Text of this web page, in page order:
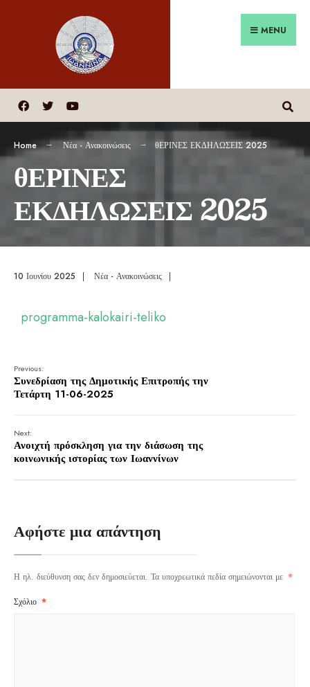
MENU
Home Νέα - Ανακοινώσεις θΕΡΙΝΕΣ ΕΚΔΗΛΩΣΕΙΣ 2025
θΕΡΙΝΕΣ
ΕΚΔΗΛΩΣΕΙΣ 2025
10 Ιουνίου 2025 | Νέα - Ανακοινώσεις |
programma-kalokairi-teliko
Previous:
Συνεδρίαση της Δημοτικής Επιτροπής την
Τετάρτη 11-06-2025
Next:
Ανοιχτή πρόσκληση για την διάσωση της
κοινωνικής ιστορίας των Ιωαννίνων
Αφήστε μια απάντηση
Η ηλ. διεύθυνση σας δεν δημοσιεύεται. Τα υποχρεωτικά πεδία σημειώνονται με *
Σχόλιο *